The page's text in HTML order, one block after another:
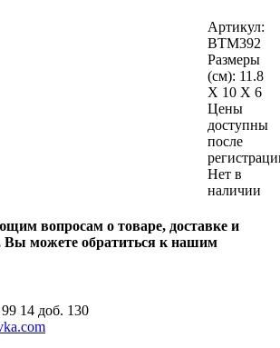
Артикул:
BTM392
Размеры
(см): 11.8
X 10 X 6
Цены
доступны
после
Нет в
наличии
вопросам о товаре, доставке и
Вы можете обратиться к нашим
14 доб. 130